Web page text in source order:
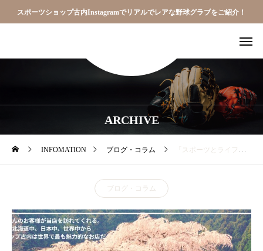
スポーツショップ古内Instagramでリアルでレアな野球グラブをご紹介！
ARCHIVE
INFOMATION ブログ・コラム 「スポーツとライフの研究所」で講演してきました。
ブログ・コラム